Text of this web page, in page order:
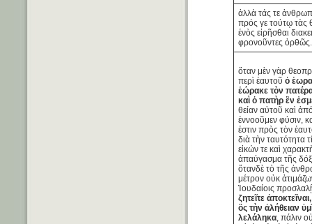
ἀλλὰ τάς τε
πρός γε τούτῳ τὰς
ἑνὸς εἰρῆσθαι
φρονοῦντες ὀρθῶς.
ὅταν μὲν γὰρ
περὶ ἑαυτοῦὁ
ἑώρακε τὸν
καὶ ὁ πατὴρ ἓν
θείαν αὐτοῦ καὶ
ἐννοοῦμεν φύσιν,
ἐστιν πρὸς τὸν
διὰ τὴν ταυτότητα
εἰκών τε καὶ
ἀπαύγασμα τῆς
ὅτανδὲ τὸ τῆς
μέτρον οὐκ
Ἰουδαίοις
ζητεῖτε
ὃς τὴν ἀλήθειαν
λελάληκα , πάλιν